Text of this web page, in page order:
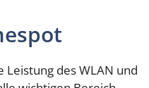
des WLAN und